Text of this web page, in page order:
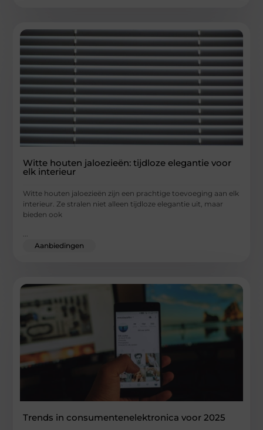
Witte houten jaloezieën: tijdloze elegantie voor
elk interieur
Witte houten jaloezieën zijn een prachtige toevoeging aan elk
interieur. Ze stralen niet alleen tijdloze elegantie uit, maar
bieden ook
Aanbiedingen
Trends in consumentenelektronica voor 2025